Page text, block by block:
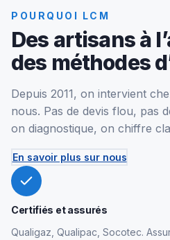
POURQUOI LCM
Des artisans à
des méthodes
Depuis 2011, on intervient
nous. Pas de devis flou, pas
on diagnostique, on chiffre
En savoir plus sur nous
Certifiés et assurés
Qualigaz, Qualipac, Socotec.